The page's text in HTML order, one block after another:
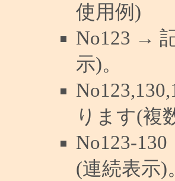
使用例)
No123 →
示)。
ります(複
No123-
(連続表示)